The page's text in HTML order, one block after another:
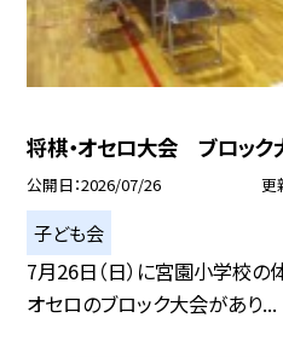
将棋・オセロ大会 ブロック
公開日 2026/07/26 更
子ども会
7月26日（日）に宮園小学校
オセロのブロック大会があり...